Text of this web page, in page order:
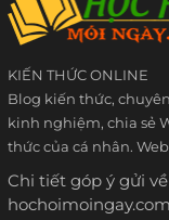
KIẾN THỨC ONLINE
Blog kiến thức,
kinh nghiệm, chia sẻ
thức của cá nhân.
Chi tiết góp ý gửi